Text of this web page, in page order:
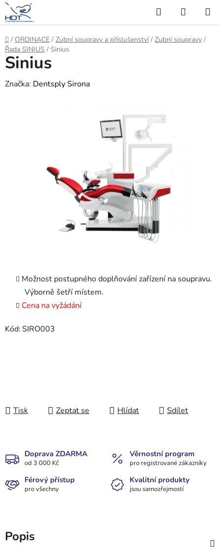
Přejít
na
obsah
Hledat
KOŠÍK
Domů
/ ORDINACE / Zubní soupravy a příslušenství / Zubní soupravy /
Řada SINIUS / Sinius
Možnost postupného doplňování zařízení na soupravu.
Výborně šetří místem.
Cena na vyžádání
Kód:SIRO003
Tisk Zeptat se Hlídat Sdílet
Sinius
Značka: Dentsply Sirona
Doprava ZDARMA
od 3 000 Kč
Věrnostní program
pro registrované zákazníky
Férový přístup
pro všechny
Kvalitní produkty
jsou samozřejmostí
Popis